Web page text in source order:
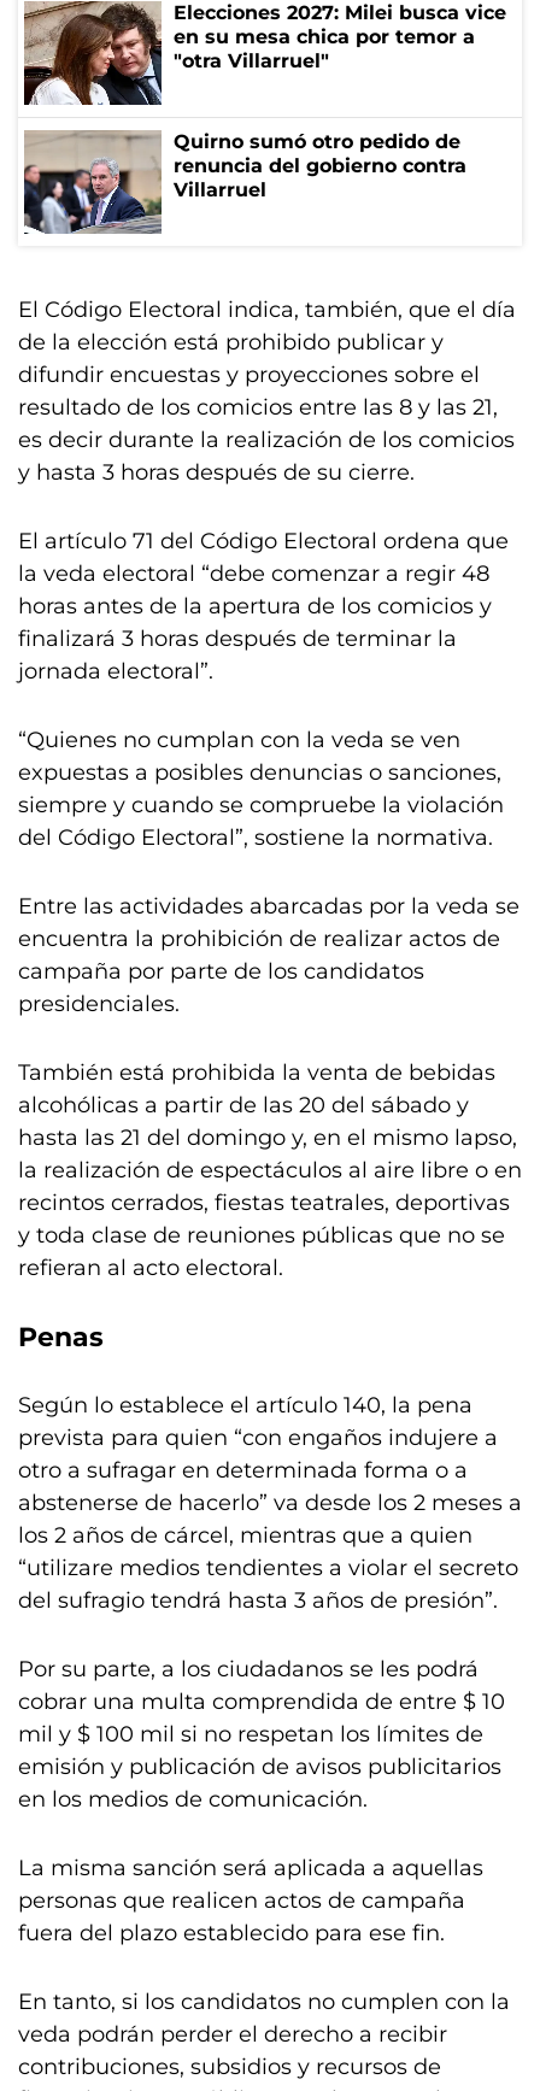
Elecciones 2027: Milei busca vice
en su mesa chica por temor a
"otra Villarruel"
Quirno sumó otro pedido de
renuncia del gobierno contra
Villarruel
El Código Electoral indica, también, que el día
de la elección está prohibido publicar y
difundir encuestas y proyecciones sobre el
resultado de los comicios entre las 8 y las 21,
es decir durante la realización de los comicios
y hasta 3 horas después de su cierre.
El artículo 71 del Código Electoral ordena que
la veda electoral “debe comenzar a regir 48
horas antes de la apertura de los comicios y
finalizará 3 horas después de terminar la
jornada electoral”.
“Quienes no cumplan con la veda se ven
expuestas a posibles denuncias o sanciones,
siempre y cuando se compruebe la violación
del Código Electoral”, sostiene la normativa.
Entre las actividades abarcadas por la veda se
encuentra la prohibición de realizar actos de
campaña por parte de los candidatos
presidenciales.
También está prohibida la venta de bebidas
alcohólicas a partir de las 20 del sábado y
hasta las 21 del domingo y, en el mismo lapso,
la realización de espectáculos al aire libre o en
recintos cerrados, fiestas teatrales, deportivas
y toda clase de reuniones públicas que no se
refieran al acto electoral.
Penas
Según lo establece el artículo 140, la pena
prevista para quien “con engaños indujere a
otro a sufragar en determinada forma o a
abstenerse de hacerlo” va desde los 2 meses a
los 2 años de cárcel, mientras que a quien
“utilizare medios tendientes a violar el secreto
del sufragio tendrá hasta 3 años de presión”.
Por su parte, a los ciudadanos se les podrá
cobrar una multa comprendida de entre $ 10
mil y $ 100 mil si no respetan los límites de
emisión y publicación de avisos publicitarios
en los medios de comunicación.
La misma sanción será aplicada a aquellas
personas que realicen actos de campaña
fuera del plazo establecido para ese fin.
En tanto, si los candidatos no cumplen con la
veda podrán perder el derecho a recibir
contribuciones, subsidios y recursos de